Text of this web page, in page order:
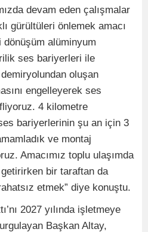
devam eden çalışmalar
gürültüleri önlemek amacı
dönüşüm alüminyum
ses bariyerleri ile
oluşan
engelleyerek ses
4 kilometre
bariyerlerinin şu an için 3
ve montaj
Amacımız toplu ulaşımda
bir taraftan da
etmek” diye konuştu.
2027 yılında işletmeye
Başkan Altay,